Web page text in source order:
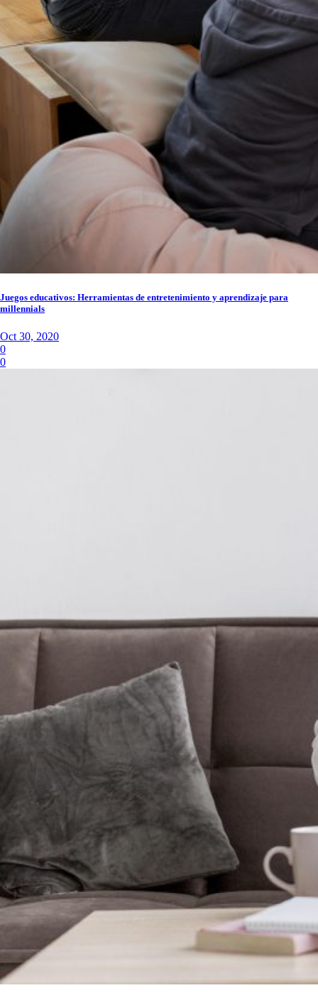
Juegos educativos: Herramientas de entretenimiento y aprendizaje para
millennials
Oct 30, 2020
0
0